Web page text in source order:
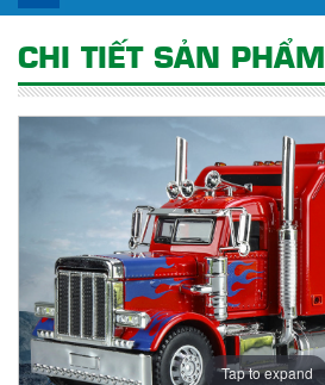
CHI TIẾT SẢN PHẨM
Tap to expand